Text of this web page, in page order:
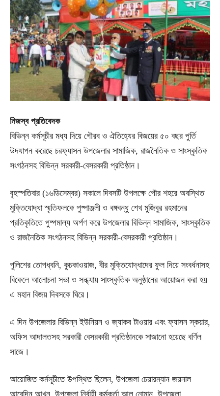
নিজস্ব প্রতিবেদক
বিভিন্ন কর্মসূচীর মধ্য দিয়ে গৌরব ও ঐতিহ্যের বিজয়ের ৫০ বছর পুর্তি
উদযাপন করেছে চরফ্যাসন উপজেলার সামাজিক, রাজনৈতিক ও সাংস্কৃতিক
সংগঠনসহ বিভিন্ন সরকারী-বেসরকারী প্রতিষ্ঠান।
বৃহস্পতিবার (১৬ডিসেম্বর) সকালে দিবসটি উপলক্ষে পৌর শহরে অবস্থিত
মুক্তিযোদ্ধা স্মৃতিফলকে পুষ্পাঞ্জলী ও বঙ্গবন্ধু শেখ মুজিবুর রহমানের
প্রতিকৃতিতে পুষ্পমাল্য অর্পণ করে উপজেলার বিভিন্ন সামাজিক, সাংস্কৃতিক
ও রাজনৈতিক সংগঠনসহ বিভিন্ন সরকারী-বেসরকারী প্রতিষ্ঠান।
পুলিশের তোপধ্বনি, কুচকাওয়াজ, বীর মুক্তিযোদ্ধাদের ফুল দিয়ে সংবর্ধনাসহ
বিকেলে আলোচনা সভা ও সন্ধ্যায় সাংস্কৃতিক অনুষ্ঠানের আয়োজন করা হয়
এ মহান বিজয় দিবসকে ঘিরে।
এ দিন উপজেলার বিভিন্ন ইউনিয়ন ও জ্যাকব টাওয়ার এবং ফ্যাসন স্কয়ার,
অফিস আদালতসহ সরকারী বেসরকারী প্রতিষ্ঠানকে সাজানো হয়েছে বর্ণিল
সাজে।
আয়োজিত কর্মসূচীতে উপস্থিত ছিলেন, উপজেলা চেয়ারম্যান জয়নাল